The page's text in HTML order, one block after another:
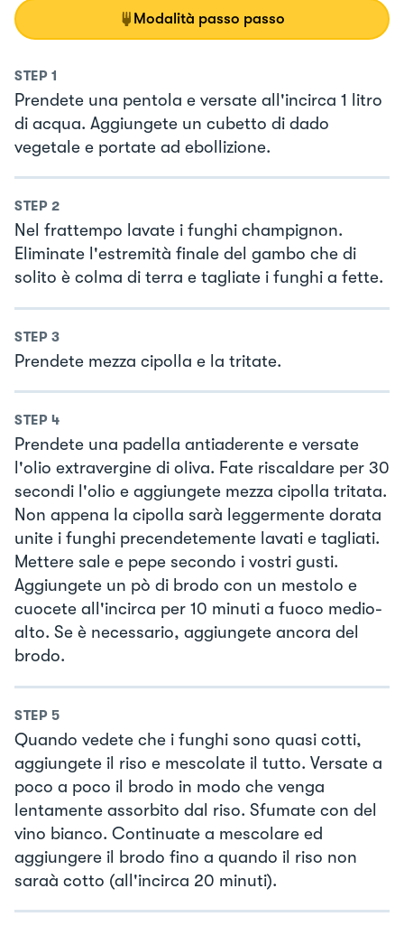
Modalità passo passo
STEP 1
Prendete una pentola e versate all'incirca 1 litro
di acqua. Aggiungete un cubetto di dado
vegetale e portate ad ebollizione.
STEP 2
Nel frattempo lavate i funghi champignon.
Eliminate l'estremità finale del gambo che di
solito è colma di terra e tagliate i funghi a fette.
STEP 3
Prendete mezza cipolla e la tritate.
STEP 4
Prendete una padella antiaderente e versate
l'olio extravergine di oliva. Fate riscaldare per 30
secondi l'olio e aggiungete mezza cipolla tritata.
Non appena la cipolla sarà leggermente dorata
unite i funghi precendetemente lavati e tagliati.
Mettere sale e pepe secondo i vostri gusti.
Aggiungete un pò di brodo con un mestolo e
cuocete all'incirca per 10 minuti a fuoco medio-
alto. Se è necessario, aggiungete ancora del
brodo.
STEP 5
Quando vedete che i funghi sono quasi cotti,
aggiungete il riso e mescolate il tutto. Versate a
poco a poco il brodo in modo che venga
lentamente assorbito dal riso. Sfumate con del
vino bianco. Continuate a mescolare ed
aggiungere il brodo fino a quando il riso non
saraà cotto (all'incirca 20 minuti).